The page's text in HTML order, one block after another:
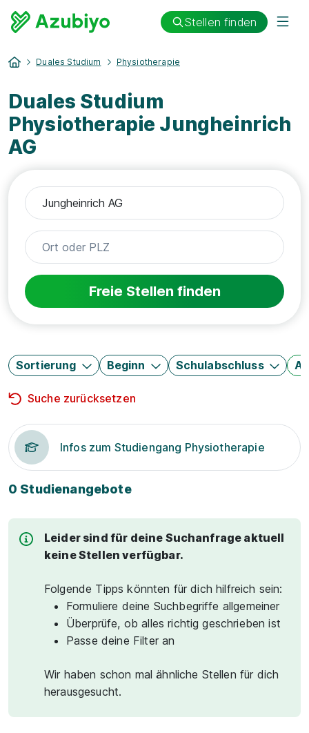
Stellen finden
Duales Studium Physiotherapie
Duales Studium
Physiotherapie Jungheinrich
AG
Freie Stellen finden
Sortierung Beginn Schulabschluss
Suche zurücksetzen
Infos zum Studiengang Physiotherapie
0 Studienangebote
Leider sind für deine Suchanfrage aktuell
keine Stellen verfügbar.
Folgende Tipps könnten für dich hilfreich sein:
Formuliere deine Suchbegriffe allgemeiner
Überprüfe, ob alles richtig geschrieben ist
Passe deine Filter an
Wir haben schon mal ähnliche Stellen für dich
herausgesucht.